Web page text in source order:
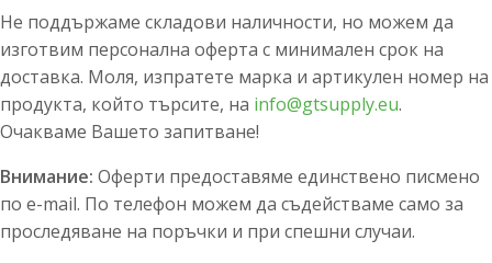
Не поддържаме складови наличности, но можем да
изготвим персонална оферта с минимален срок на
доставка. Моля, изпратете марка и артикулен номер на
продукта, който търсите, на info@gtsupply.eu.
Очакваме Вашето запитване!
Внимание: Оферти предоставяме единствено писмено
по e-mail. По телефон можем да съдействаме само за
проследяване на поръчки и при спешни случаи.